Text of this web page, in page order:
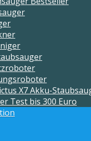
X7 Akku-
Test bis 300 Euro